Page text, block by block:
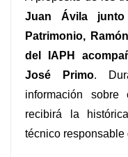
Juan Ávila
Patrimonio,
del IAPH
José Primo.
información
recibirá la
técnico responsable